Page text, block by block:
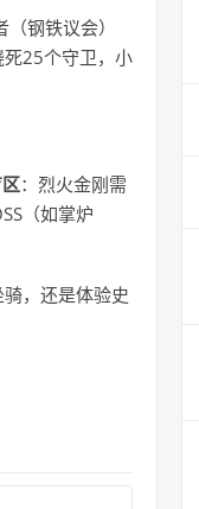
（钢铁议会）
死25个守卫，小
：烈火金刚需
（如掌炉
，还是体验史